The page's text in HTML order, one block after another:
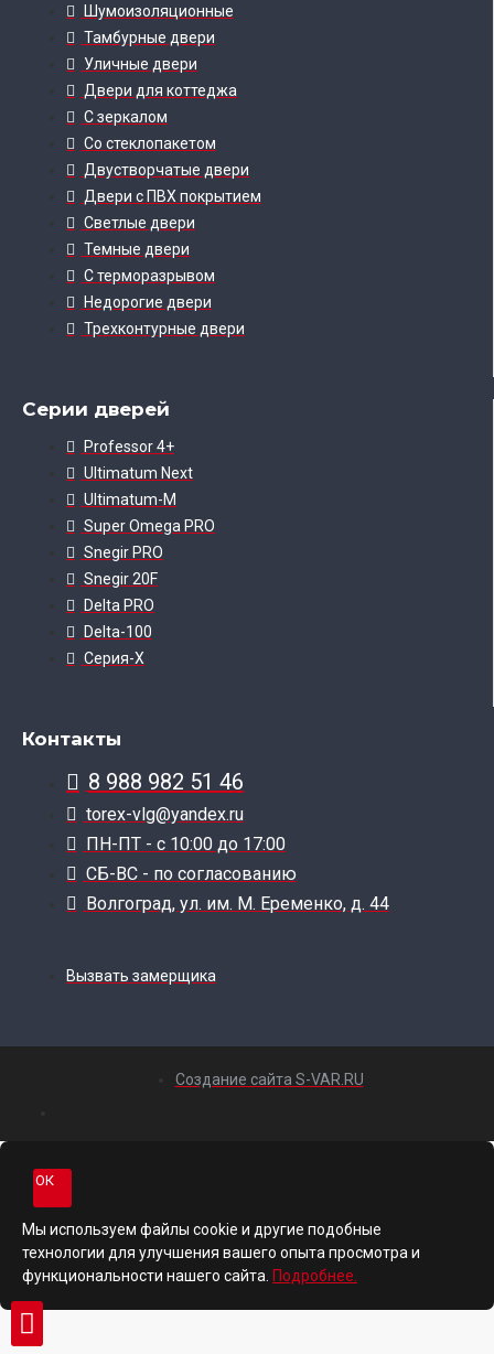
Шумоизоляционные
Тамбурные двери
Уличные двери
Двери для коттеджа
С зеркалом
Со стеклопакетом
Двустворчатые двери
Двери с ПВХ покрытием
Светлые двери
Темные двери
С терморазрывом
Недорогие двери
Трехконтурные двери
Серии дверей
Professor 4+
Ultimatum Next
Ultimatum-M
Super Omega PRO
Snegir PRO
Snegir 20F
Delta PRO
Delta-100
Серия-X
Контакты
8 988 982 51 46
torex-vlg@yandex.ru
ПН-ПТ - с 10:00 до 17:00
СБ-ВС - по согласованию
Волгоград, ул. им. М. Еременко, д. 44
Вызвать замерщика
Создание сайта S-VAR.RU
ОК
Мы используем файлы cookie и другие подобные
технологии для улучшения вашего опыта просмотра и
функциональности нашего сайта. Подробнее.